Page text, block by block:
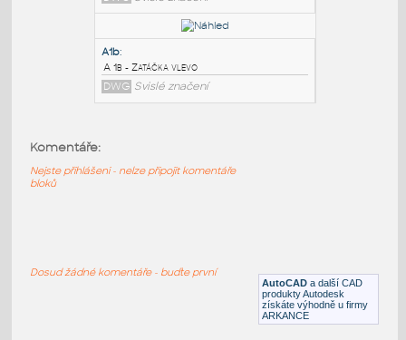
trafsign01008:
Dej přednost v jízdě, dopravní značka, UK
DWG Svislé značení
DWG Svislé značení
DWG Svislé značení AutoCAD a další CAD
produkty Autodesk
získáte výhodně u firmy
ARKANCE
Komentáře:
Nejste přihlášeni - nelze připojit komentáře
bloků
Dosud žádné komentáře - buďte první